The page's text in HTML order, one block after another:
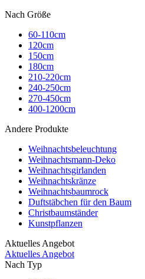
Nach Größe
60-110cm
120cm
150cm
180cm
210-220cm
240-250cm
270-450cm
400-1200cm
Andere Produkte
Weihnachtsbeleuchtung
Weihnachtsmann-Deko
Weihnachtsgirlanden
Weihnachtskränze
Weihnachtsbaumrock
Duftstäbchen für den Baum
Christbaumständer
Kunstpflanzen
Aktuelles Angebot
Aktuelles Angebot
Nach Typ